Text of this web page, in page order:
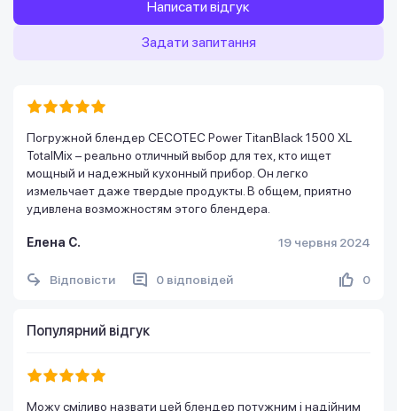
Написати відгук
Задати запитання
Погружной блендер CECOTEC Power TitanBlack 1500 XL
TotalMix – реально отличный выбор для тех, кто ищет
мощный и надежный кухонный прибор. Он легко
измельчает даже твердые продукты. В общем, приятно
удивлена возможностям этого блендера.
Елена С. 19 червня 2024
Відповісти 0 відповідей 0
Популярний відгук
Можу сміливо назвати цей блендер потужним і надійним